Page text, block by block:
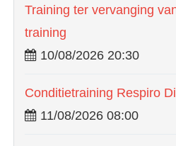
Training ter vervanging
training
10/08/2026 20:30
Conditietraining Respiro
11/08/2026 08:00